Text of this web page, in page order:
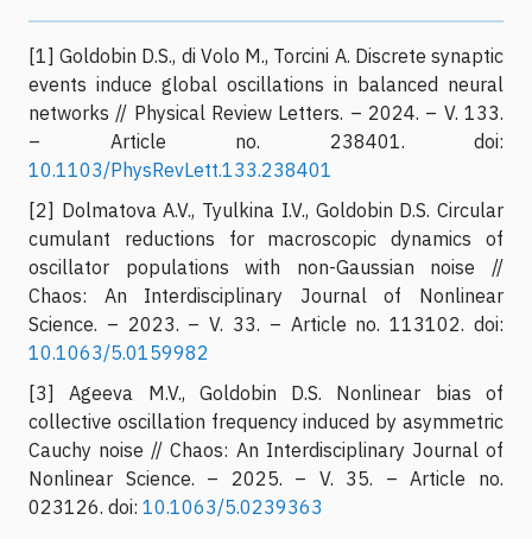
[1] Goldobin D.S., di Volo M., Torcini A. Discrete synaptic
events induce global oscillations in balanced neural
networks // Physical Review Letters. – 2024. – V. 133.
– Article no. 238401. doi:
10.1103/PhysRevLett.133.238401
[2] Dolmatova A.V., Tyulkina I.V., Goldobin D.S. Circular
cumulant reductions for macroscopic dynamics of
oscillator populations with non-Gaussian noise //
Chaos: An Interdisciplinary Journal of Nonlinear
Science. – 2023. – V. 33. – Article no. 113102. doi:
10.1063/5.0159982
[3] Ageeva M.V., Goldobin D.S. Nonlinear bias of
collective oscillation frequency induced by asymmetric
Cauchy noise // Chaos: An Interdisciplinary Journal of
Nonlinear Science. – 2025. – V. 35. – Article no.
023126. doi: 10.1063/5.0239363